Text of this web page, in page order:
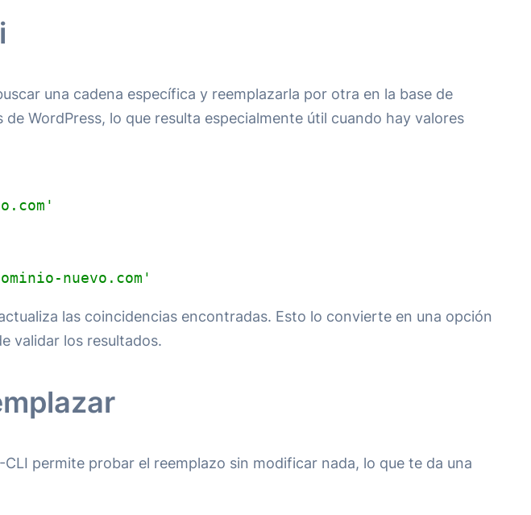
una cadena específica y reemplazarla por otra en la base de
WordPress, lo que resulta especialmente útil cuando hay valores
nuevo.com'
las coincidencias encontradas. Esto lo convierte en una opción
validar los resultados.
CLI permite probar el reemplazo sin modificar nada, lo que te da una